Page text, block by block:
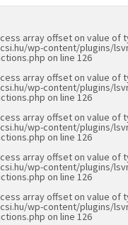
array offset on value of
wp-content/plugins/
on line 126
array offset on value of
wp-content/plugins/
on line 126
array offset on value of
wp-content/plugins/
on line 126
array offset on value of
wp-content/plugins/
on line 126
array offset on value of
wp-content/plugins/
on line 126